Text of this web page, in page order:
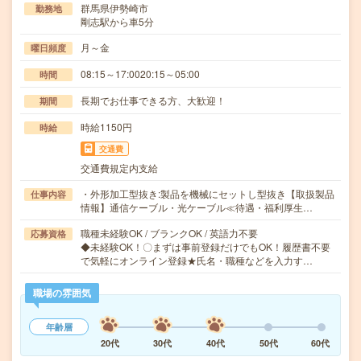
勤務地
群馬県伊勢崎市
剛志駅から車5分
曜日頻度 月～金
時間 08:15～17:0020:15～05:00
期間 長期でお仕事できる方、大歓迎！
時給 時給1150円
交通費
交通費規定内支給
仕事内容
・外形加工型抜き:製品を機械にセットし型抜き【取扱製品
情報】通信ケーブル・光ケーブル≪待遇・福利厚生…
応募資格
職種未経験OK / ブランクOK / 英語力不要
◆未経験OK！〇まずは事前登録だけでもOK！履歴書不要
で気軽にオンライン登録★氏名・職種などを入力す…
職場の雰囲気
年齢層
20代
30代 40代 50代 60代